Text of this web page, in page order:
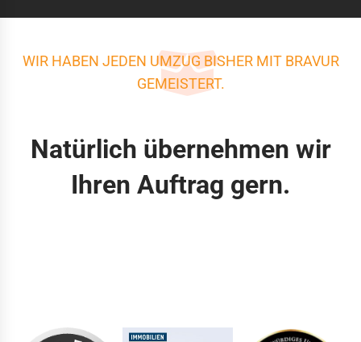
WIR HABEN JEDEN UMZUG BISHER MIT BRAVUR
GEMEISTERT.
Natürlich übernehmen wir
Ihren Auftrag gern.